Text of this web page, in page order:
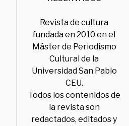
Revista de cultura
fundada en 2010 en el
Máster de Periodismo
Cultural de la
Universidad San Pablo
CEU.
Todos los contenidos de
la revista son
redactados, editados y